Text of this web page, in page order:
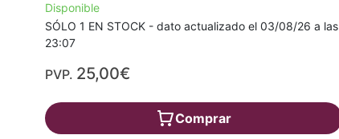
Disponible
SÓLO 1 EN STOCK - dato actualizado el 03/08/26 a las
23:07
PVP. 25,00€
Comprar